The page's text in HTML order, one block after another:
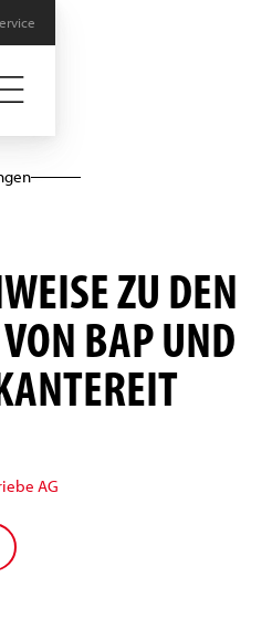
ZU DEN
BAP UND
AG